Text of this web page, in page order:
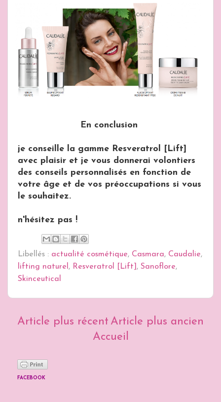
En conclusion
je conseille la gamme Resveratrol [Lift]
avec plaisir et je vous donnerai volontiers
des conseils personnalisés en fonction de
votre âge et de vos préoccupations si vous
le souhaitez.
n'hésitez pas !
Libellés : actualité cosmétique, Casmara, Caudalie,
lifting naturel , Resveratrol [Lift] , Sanoflore,
Skinceutical
Article plus récent Article plus ancien
Accueil
FACEBOOK